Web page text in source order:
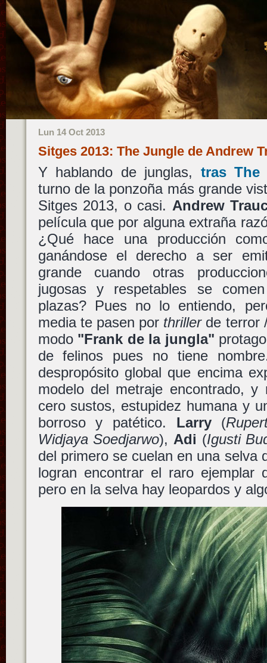
Lun 14 Oct 2013
Sitges 2013: The Jungle de Andrew
Y hablando de junglas, tras The
turno de la ponzoña más grande
Sitges 2013, o casi. Andrew
película que por alguna extraña
¿Qué hace una producción
ganándose el derecho a ser
grande cuando otras
jugosas y respetables se
plazas? Pues no lo entiendo,
media te pasen por thrillerde terror
modo "Frank de la jungla"
de felinos pues no tiene
despropósito global que encima
modelo del metraje encontrado, y
cero sustos, estupidez humana y
borroso y patético. Larry(
Widjaya Soedjarwo), Adi (Igusti
del primero se cuelan en una selva
logran encontrar el raro
pero en la selva hay leopardos y